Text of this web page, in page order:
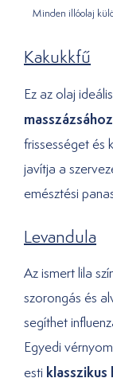
Minden illóolaj
Kakukkfű
Ez az olaj
masszázsához
frissességet és
javítja a
emésztési
Levandula
Az ismert lila
szorongás és
segíthet
Egyedi
esti klasszikus